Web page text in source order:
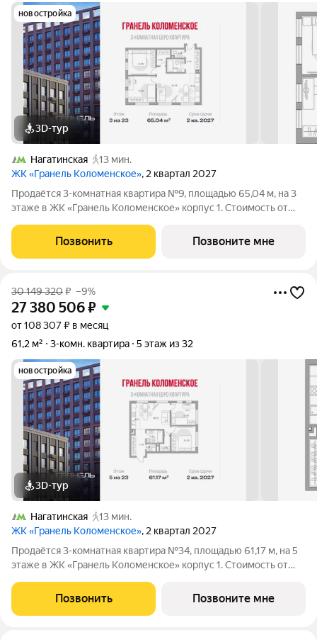
новостройка
3D-тур
Нагатинская
13 мин.
ЖК «Гранель Коломенское», 2 квартал 2027
Продаётся 3-комнатная квартира №9, площадью 65,04 м, на 3
этаже в ЖК «Гранель Коломенское» корпус 1. Стоимость от
во двор. Жилой квартал «Гранель Коломенское»
расположился на юге Москвы.
Позвонить Позвоните мне
30 149 320₽ –9%
27 380 506₽
от 108 307 ₽ в месяц
61,2 м²
3-комн. квартира 5 этаж из 32
новостройка
3D-тур
Нагатинская
13 мин.
ЖК «Гранель Коломенское», 2 квартал 2027
Продаётся 3-комнатная квартира №34, площадью 61,17 м, на 5
этаже в ЖК «Гранель Коломенское» корпус 1. Стоимость от
во двор. Жилой квартал «Гранель Коломенское»
расположился на юге Москвы.
Позвонить Позвоните мне